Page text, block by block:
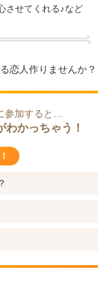
させてくれる♪など
恋人作りませんか？
参加すると…
わかっちゃう！